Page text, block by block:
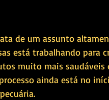
está trabalhando para
muito mais
ainda está no